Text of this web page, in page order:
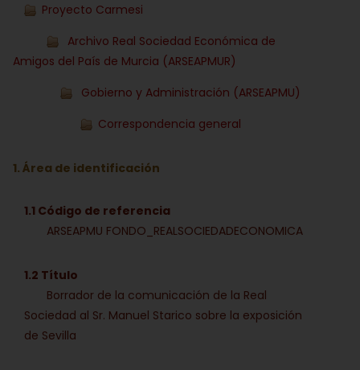
Proyecto Carmesi
Archivo Real Sociedad Económica de
Amigos del País de Murcia (ARSEAPMUR)
Gobierno y Administración (ARSEAPMU)
Correspondencia general
1. Área de identificación
1.1 Código de referencia
ARSEAPMU FONDO_REALSOCIEDADECONOMICA
1.2 Título
Borrador de la comunicación de la Real
Sociedad al Sr. Manuel Starico sobre la exposición
de Sevilla